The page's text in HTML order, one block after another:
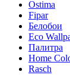
Ostima
Fipar
Белобои
Eco
Палитра
Home
Rasch